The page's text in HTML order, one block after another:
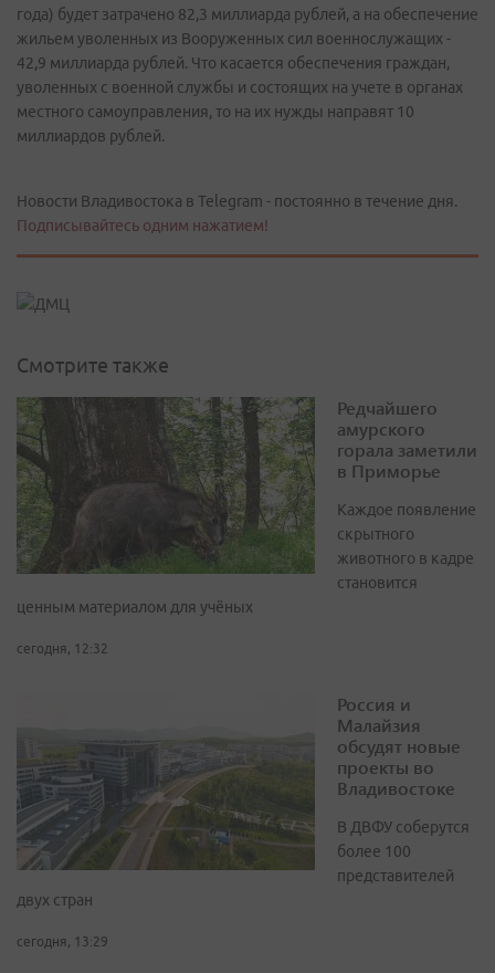
года) будет затрачено 82,3 миллиарда рублей, а на обеспечение
жильем уволенных из Вооруженных сил военнослужащих -
42,9 миллиарда рублей. Что касается обеспечения граждан,
уволенных с военной службы и состоящих на учете в органах
местного самоуправления, то на их нужды направят 10
миллиардов рублей.
Новости Владивостока в Telegram - постоянно в течение дня.
Подписывайтесь одним нажатием!
Смотрите также
Редчайшего
амурского
горала заметили
в Приморье
Каждое появление
скрытного
животного в кадре
становится
ценным материалом для учёных
сегодня, 12:32
Россия и
Малайзия
обсудят новые
проекты во
Владивостоке
В ДВФУ соберутся
более 100
представителей
двух стран
сегодня, 13:29